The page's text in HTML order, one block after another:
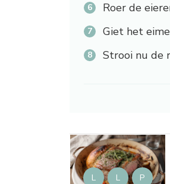
Roer de
Giet het
Strooi nu de
L L P